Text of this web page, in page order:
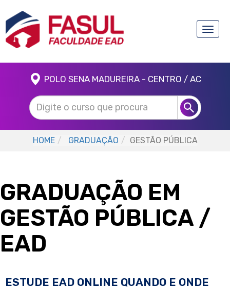
Toggle
POLO SENA MADUREIRA - CENTRO / AC
HOME GRADUAÇÃO GESTÃO PÚBLICA
GRADUAÇÃO EM
GESTÃO PÚBLICA /
EAD
ESTUDE EAD ONLINE QUANDO E ONDE